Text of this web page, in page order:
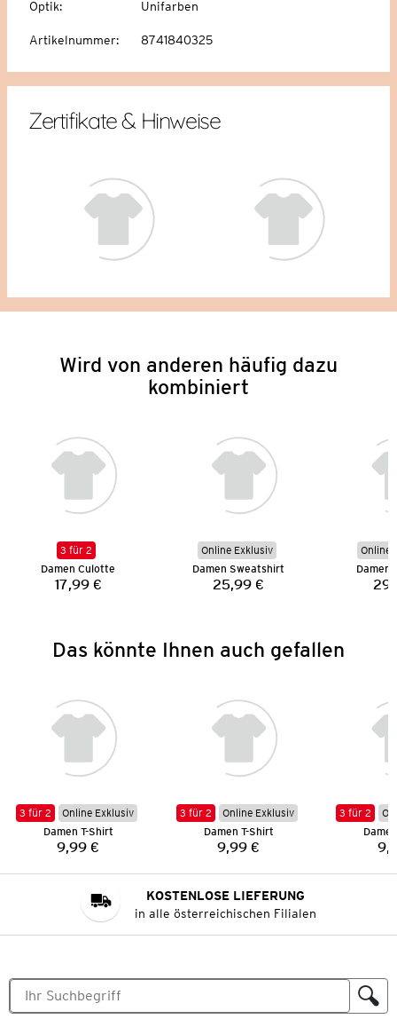
Optik: Unifarben
Artikelnummer: 8741840325
Zertifikate & Hinweise
Wird von anderen häufig dazu
kombiniert
3 für 2
Damen Culotte
Preis:
17,99 €
Online Exklusiv
Damen Sweatshirt
Preis:
25,99 €
Online
Damen
Das könnte Ihnen auch gefallen
3 für 2
Online Exklusiv
Damen T-Shirt
Preis:
9,99 €
3 für 2
Online Exklusiv
Damen T-Shirt
Preis:
9,99 €
3 für 2
KOSTENLOSE LIEFERUNG
in alle österreichischen Filialen